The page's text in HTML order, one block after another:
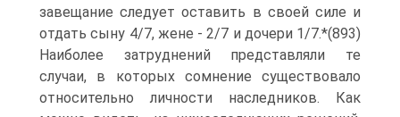
завещание следует оставить в своей силе и
отдать сыну 4/7, жене - 2/7 и дочери 1/7.*(893)
Наиболее затруднений представляли те
случаи, в которых сомнение существовало
относительно личности наследников. Как